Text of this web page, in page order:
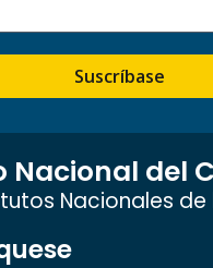
Suscríbase
Nacional del
Nacionales de